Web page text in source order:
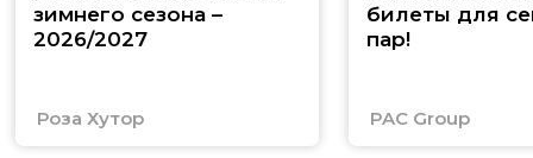
зимнего сезона –
2026/2027
Роза Хутор
билеты для
пар!
PAC Group